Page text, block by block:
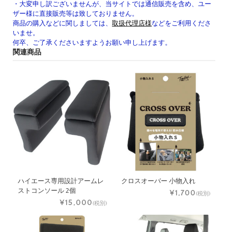
・大変申し訳ございませんが、当サイトでは通信販売を含め、ユー
ザー様に直接販売等は致しておりません。
商品の購入などに関しましては、 取扱代理店様などをご利用くださ
いませ。
何卒、ご了承くださいますようお願い申し上げます。
関連商品
ハイエース専用設計アームレ
ストコンソール 2個
¥15,000(税別)
クロスオーバー 小物入れ
¥1,700(税別)